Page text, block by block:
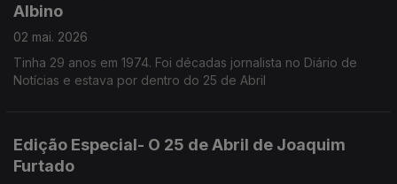
Albino
02 mai. 2026
Tinha 29 anos em 1974. Foi décadas jornalista no Diário de
Notícias e estava por dentro do 25 de Abril
Edição Especial- O 25 de Abril de Joaquim
Furtado